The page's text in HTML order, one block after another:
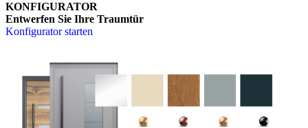
KONFIGURATOR
Entwerfen Sie Ihre Traumtür
Konfigurator starten